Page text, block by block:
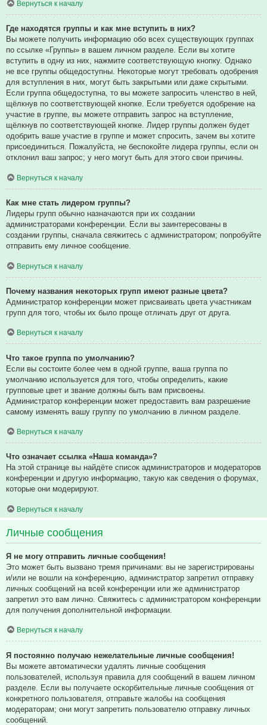
Вернуться к началу
Где находятся группы и как мне вступить в них?
Вы можете получить информацию обо всех существующих группах
по ссылке «Группы» в вашем личном разделе. Если вы хотите
вступить в одну из них, нажмите соответствующую кнопку. Однако
не все группы общедоступны. Некоторые могут требовать одобрения
для вступления в них, могут быть закрытыми или даже скрытыми.
Если группа общедоступна, то вы можете запросить членство в ней,
щёлкнув по соответствующей кнопке. Если требуется одобрение на
участие в группе, вы можете отправить запрос на вступление,
щёлкнув по соответствующей кнопке. Лидер группы должен будет
одобрить ваше участие в группе и может спросить, зачем вы хотите
присоединиться. Пожалуйста, не беспокойте лидера группы, если он
отклонил ваш запрос; у него могут быть для этого свои причины.
Вернуться к началу
Как мне стать лидером группы?
Лидеры групп обычно назначаются при их создании
администраторами конференции. Если вы заинтересованы в
создании группы, сначала свяжитесь с администратором; попробуйте
отправить ему личное сообщение.
Вернуться к началу
Почему названия некоторых групп имеют разные цвета?
Администратор конференции может присваивать цвета участникам
групп для того, чтобы их было проще отличать друг от друга.
Вернуться к началу
Что такое группа по умолчанию?
Если вы состоите более чем в одной группе, ваша группа по
умолчанию используется для того, чтобы определить, какие
групповые цвет и звание должны быть вам присвоены.
Администратор конференции может предоставить вам разрешение
самому изменять вашу группу по умолчанию в личном разделе.
Вернуться к началу
Что означает ссылка «Наша команда»?
На этой странице вы найдёте список администраторов и модераторов
конференции и другую информацию, такую как сведения о форумах,
которые они модерируют.
Вернуться к началу
Личные сообщения
Я не могу отправить личные сообщения!
Это может быть вызвано тремя причинами: вы не зарегистрированы
и/или не вошли на конференцию, администратор запретил отправку
личных сообщений на всей конференции или же администратор
запретил это вам лично. Свяжитесь с администратором конференции
для получения дополнительной информации.
Вернуться к началу
Я постоянно получаю нежелательные личные сообщения!
Вы можете автоматически удалять личные сообщения
пользователей, используя правила для сообщений в вашем личном
разделе. Если вы получаете оскорбительные личные сообщения от
конкретного пользователя, отправьте жалобы на сообщения
модераторам; они могут запретить пользователю отправку личных
сообщений.